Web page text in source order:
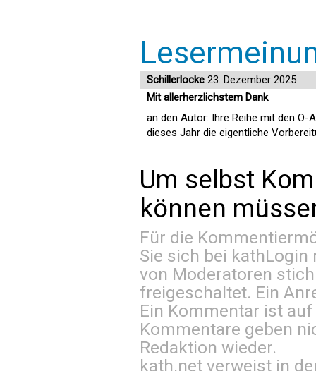
Schillerlocke 23. Dezember 2025
Mit allerherzlichstem Dank
an den Autor: Ihre Reihe mit den
dieses Jahr die eigentliche
Um selbst
können
Für die
Sie sich bei kathLogin
von Moderatoren
freigeschaltet. Ein
Ein Kommentar ist
Kommentare geben
Redaktion wieder.
kath.net verweist in